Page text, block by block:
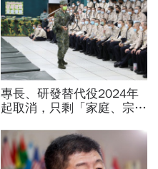
專長、研發替代役2024年
起取消，只剩「家庭、宗
格、役期薪資一次看